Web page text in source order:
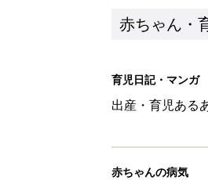
赤ちゃん・
育児日記・マンガ
出産・育児ある
赤ちゃんの病気